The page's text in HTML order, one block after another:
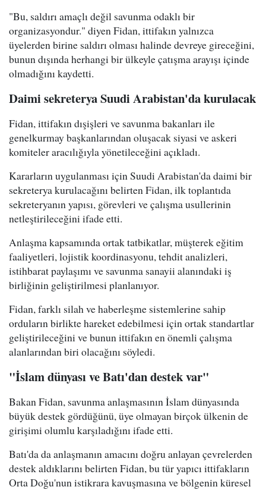
"Bu, saldırı amaçlı değil savunma odaklı bir
organizasyondur." diyen Fidan, ittifakın yalnızca
üyelerden birine saldırı olması halinde devreye gireceğini,
bunun dışında herhangi bir ülkeyle çatışma arayışı içinde
olmadığını kaydetti.
Daimi sekreterya Suudi Arabistan'da kurulacak
Fidan, ittifakın dışişleri ve savunma bakanları ile
genelkurmay başkanlarından oluşacak siyasi ve askeri
komiteler aracılığıyla yönetileceğini açıkladı.
Kararların uygulanması için Suudi Arabistan'da daimi bir
sekreterya kurulacağını belirten Fidan, ilk toplantıda
sekreteryanın yapısı, görevleri ve çalışma usullerinin
netleştirileceğini ifade etti.
Anlaşma kapsamında ortak tatbikatlar, müşterek eğitim
faaliyetleri, lojistik koordinasyonu, tehdit analizleri,
istihbarat paylaşımı ve savunma sanayii alanındaki iş
birliğinin geliştirilmesi planlanıyor.
Fidan, farklı silah ve haberleşme sistemlerine sahip
orduların birlikte hareket edebilmesi için ortak standartlar
geliştirileceğini ve bunun ittifakın en önemli çalışma
alanlarından biri olacağını söyledi.
"İslam dünyası ve Batı'dan destek var"
Bakan Fidan, savunma anlaşmasının İslam dünyasında
büyük destek gördüğünü, üye olmayan birçok ülkenin de
girişimi olumlu karşıladığını ifade etti.
Batı'da da anlaşmanın amacını doğru anlayan çevrelerden
destek aldıklarını belirten Fidan, bu tür yapıcı ittifakların
Orta Doğu'nun istikrara kavuşmasına ve bölgenin küresel